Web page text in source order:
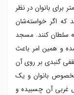
برای بانوان در نظر
که اگر خواسته‌شان
سلطان کنند. مسجد
ساخته شده و همین امر باعث
گنبدی بر روی آن
بانوان و یک
غربی آن چسبیده و